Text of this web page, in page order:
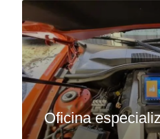
Oficina